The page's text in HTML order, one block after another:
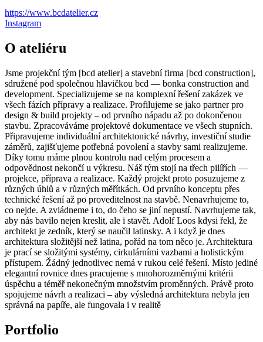
https://www.bcdatelier.cz
Instagram
O ateliéru
Jsme projekční tým [bcd atelier] a stavební firma [bcd construction],
sdružené pod společnou hlavičkou bcd — bonka construction and
development. Specializujeme se na komplexní řešení zakázek ve
všech fázích přípravy a realizace. Profilujeme se jako partner pro
design & build projekty – od prvního nápadu až po dokončenou
stavbu. Zpracováváme projektové dokumentace ve všech stupních.
Připravujeme individuální architektonické návrhy, investiční studie
záměrů, zajišťujeme potřebná povolení a stavby sami realizujeme.
Díky tomu máme plnou kontrolu nad celým procesem a
odpovědnost nekončí u výkresu. Náš tým stojí na třech pilířích —
projekce, příprava a realizace. Každý projekt proto posuzujeme z
různých úhlů a v různých měřítkách. Od prvního konceptu přes
technické řešení až po proveditelnost na stavbě. Nenavrhujeme to,
co nejde. A zvládneme i to, do čeho se jiní nepustí. Navrhujeme tak,
aby nás bavilo nejen kreslit, ale i stavět. Adolf Loos kdysi řekl, že
architekt je zedník, který se naučil latinsky. A i když je dnes
architektura složitější než latina, pořád na tom něco je. Architektura
je prací se složitými systémy, cirkulárními vazbami a holistickým
přístupem. Žádný jednotlivec nemá v rukou celé řešení. Místo jediné
elegantní rovnice dnes pracujeme s mnohorozměrnými kritérii
úspěchu a téměř nekonečným množstvím proměnných. Právě proto
spojujeme návrh a realizaci – aby výsledná architektura nebyla jen
správná na papíře, ale fungovala i v realitě
Portfolio